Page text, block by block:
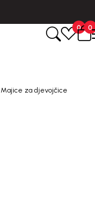
0 0
Majice za djevojčice